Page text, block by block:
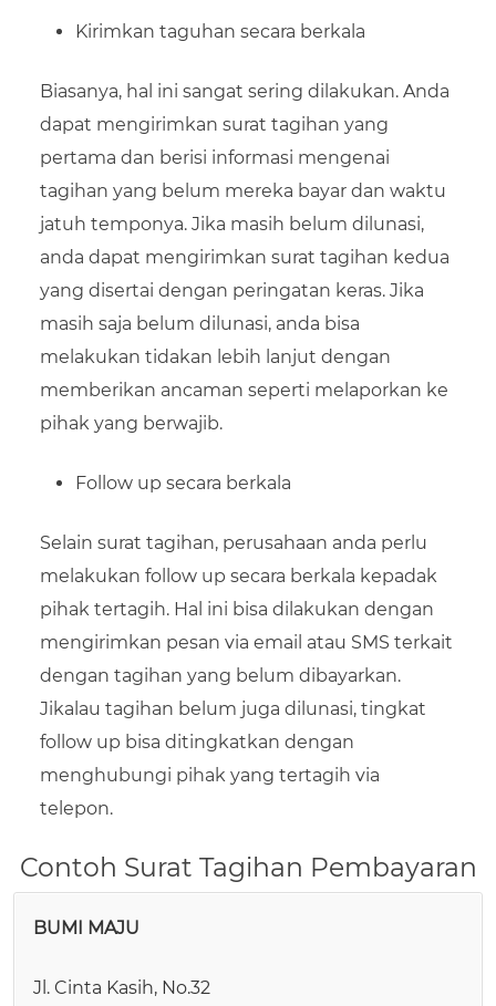
Kirimkan taguhan secara berkala
Biasanya, hal ini sangat sering dilakukan. Anda
dapat mengirimkan surat tagihan yang
pertama dan berisi informasi mengenai
tagihan yang belum mereka bayar dan waktu
jatuh temponya. Jika masih belum dilunasi,
anda dapat mengirimkan surat tagihan kedua
yang disertai dengan peringatan keras. Jika
masih saja belum dilunasi, anda bisa
melakukan tidakan lebih lanjut dengan
memberikan ancaman seperti melaporkan ke
pihak yang berwajib.
Follow up secara berkala
Selain surat tagihan, perusahaan anda perlu
melakukan follow up secara berkala kepadak
pihak tertagih. Hal ini bisa dilakukan dengan
mengirimkan pesan via email atau SMS terkait
dengan tagihan yang belum dibayarkan.
Jikalau tagihan belum juga dilunasi, tingkat
follow up bisa ditingkatkan dengan
menghubungi pihak yang tertagih via
telepon.
Contoh Surat Tagihan Pembayaran
BUMI MAJU
Jl. Cinta Kasih, No.32